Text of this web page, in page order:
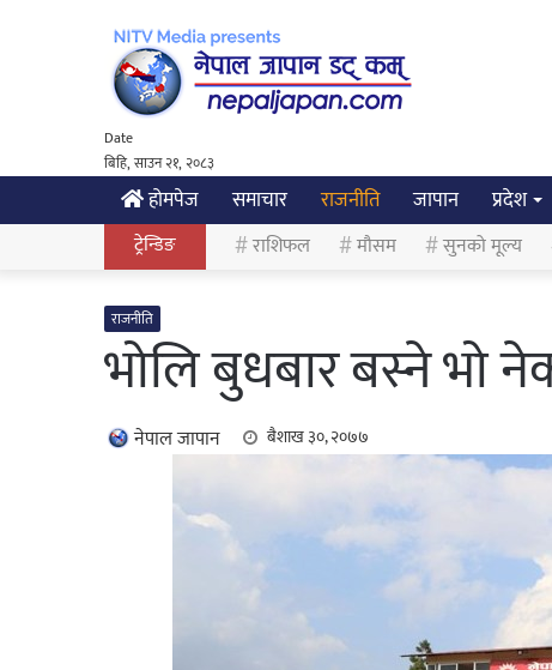
Date
बिहि, साउन २१, २०८३
होमपेज समाचार राजनीति जापान प्रदेश
ट्रेन्डिङ राशिफल मौसम सुनको मूल्य
राजनीति
भोलि बुधबार बस्ने भो
नेपाल जापान बैशाख ३०, २०७७